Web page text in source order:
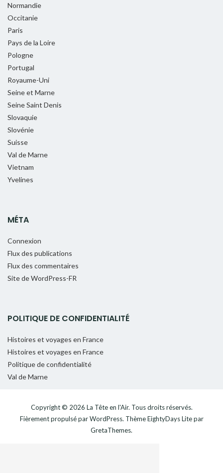
Normandie
Occitanie
Paris
Pays de la Loire
Pologne
Portugal
Royaume-Uni
Seine et Marne
Seine Saint Denis
Slovaquie
Slovénie
Suisse
Val de Marne
Vietnam
Yvelines
MÉTA
Connexion
Flux des publications
Flux des commentaires
Site de WordPress-FR
POLITIQUE DE CONFIDENTIALITÉ
Histoires et voyages en France
Histoires et voyages en France
Politique de confidentialité
Val de Marne
Copyright © 2026 La Tête en l'Air. Tous droits réservés.
Fièrement propulsé parWordPress. ThèmeEightyDays Litepar
GretaThemes.